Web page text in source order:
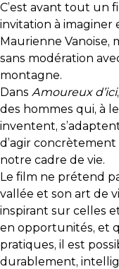
C’est avant tout un
invitation à imaginer
Maurienne Vanoise,
sans modération
montagne.
Dans Amoureux d’ici
des hommes qui, à
inventent,
d’agir
notre cadre de vie.
Le film ne prétend
vallée et son art de
inspirant sur celles
en opportunités, et
pratiques, il est
durablement,